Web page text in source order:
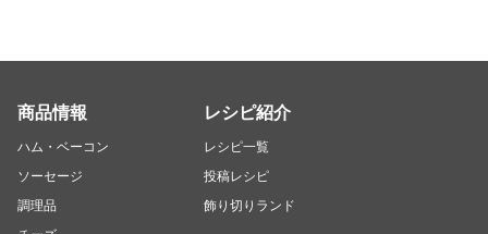
商品情報
ハム・ベーコン
ソーセージ
調理品
レシピ紹介
レシピ一覧
投稿レシピ
飾り切りランド